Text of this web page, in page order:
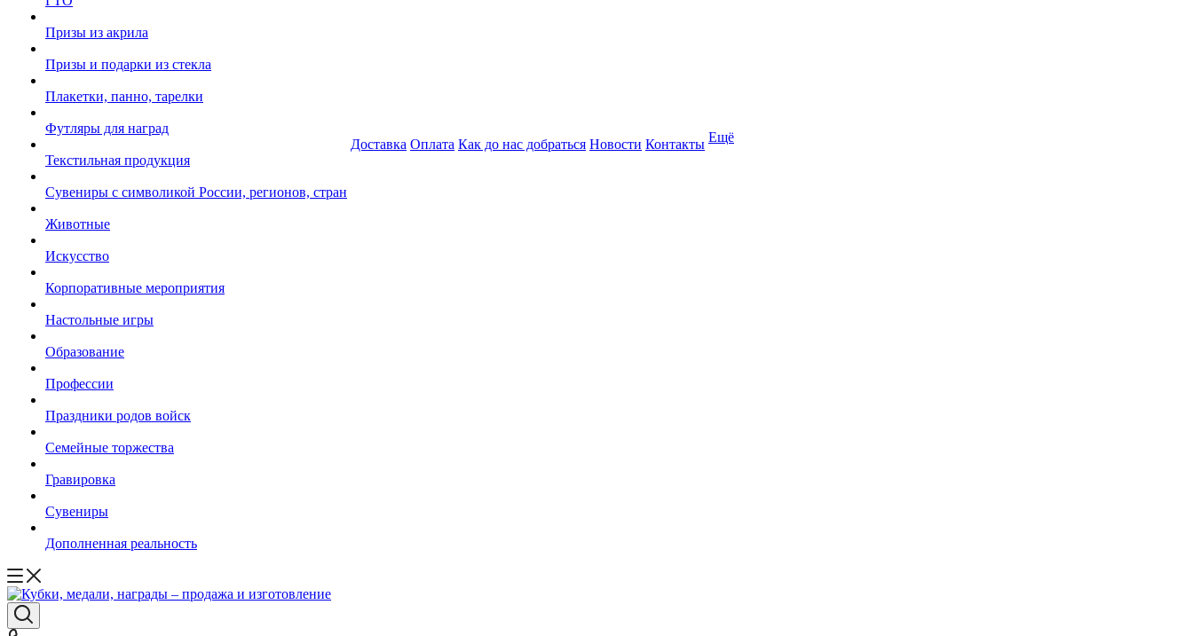
Призы из акрила
Призы и подарки из стекла
Плакетки, панно, тарелки
Футляры для наград
Текстильная продукция
Сувениры с символикой России, регионов, стран
Животные
Искусство
Корпоративные мероприятия
Настольные игры
Образование
Профессии
Праздники родов войск
Семейные торжества
Гравировка
Сувениры
Дополненная реальность
Доставка Оплата Как до нас добраться Новости Контакты Ещё